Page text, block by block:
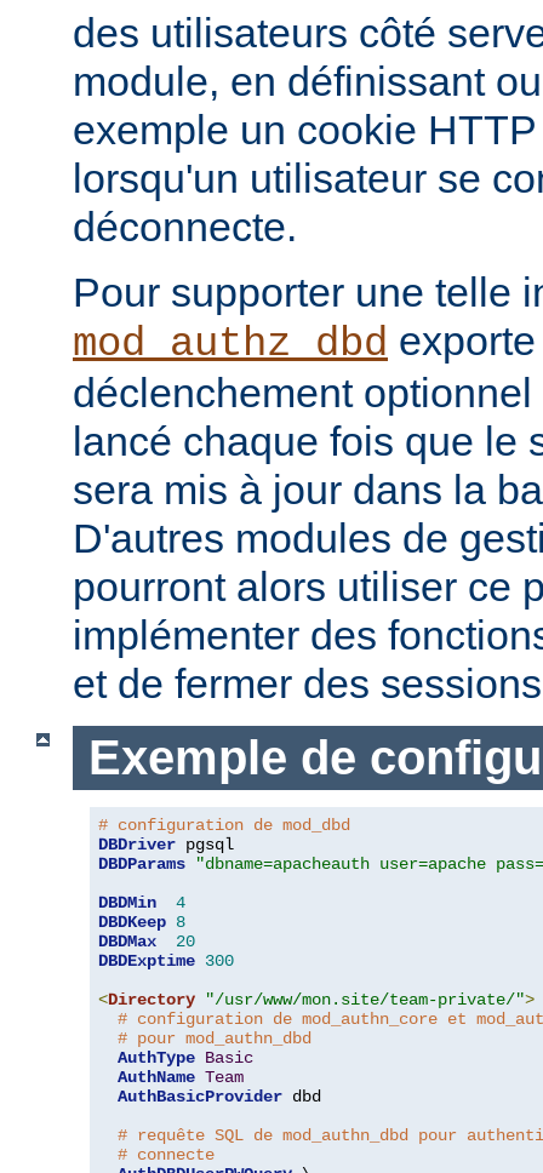
des utilisateurs côté
module, en définissant
exemple un cookie
lorsqu'un utilisateur se
déconnecte.
Pour supporter une telle
mod_authz_dbd
déclenchement
lancé chaque fois que le
sera mis à jour dans la
D'autres modules de
pourront alors utiliser ce
implémenter des
et de fermer des
Exemple de
# configuration de mod_dbd
DBDriver
DBDParams
"dbname=apacheauth user=apache
DBDMin
4
DBDKeep 8
DBDMax
20
DBDExptime 300
<Directory "/usr/www/mon.site/team-private/">
# configuration de mod_authn_core et
# pour mod_authn_dbd
AuthType Basic
AuthName Team
AuthBasicProvider dbd
# requête SQL de mod_authn_dbd pour
# connecte